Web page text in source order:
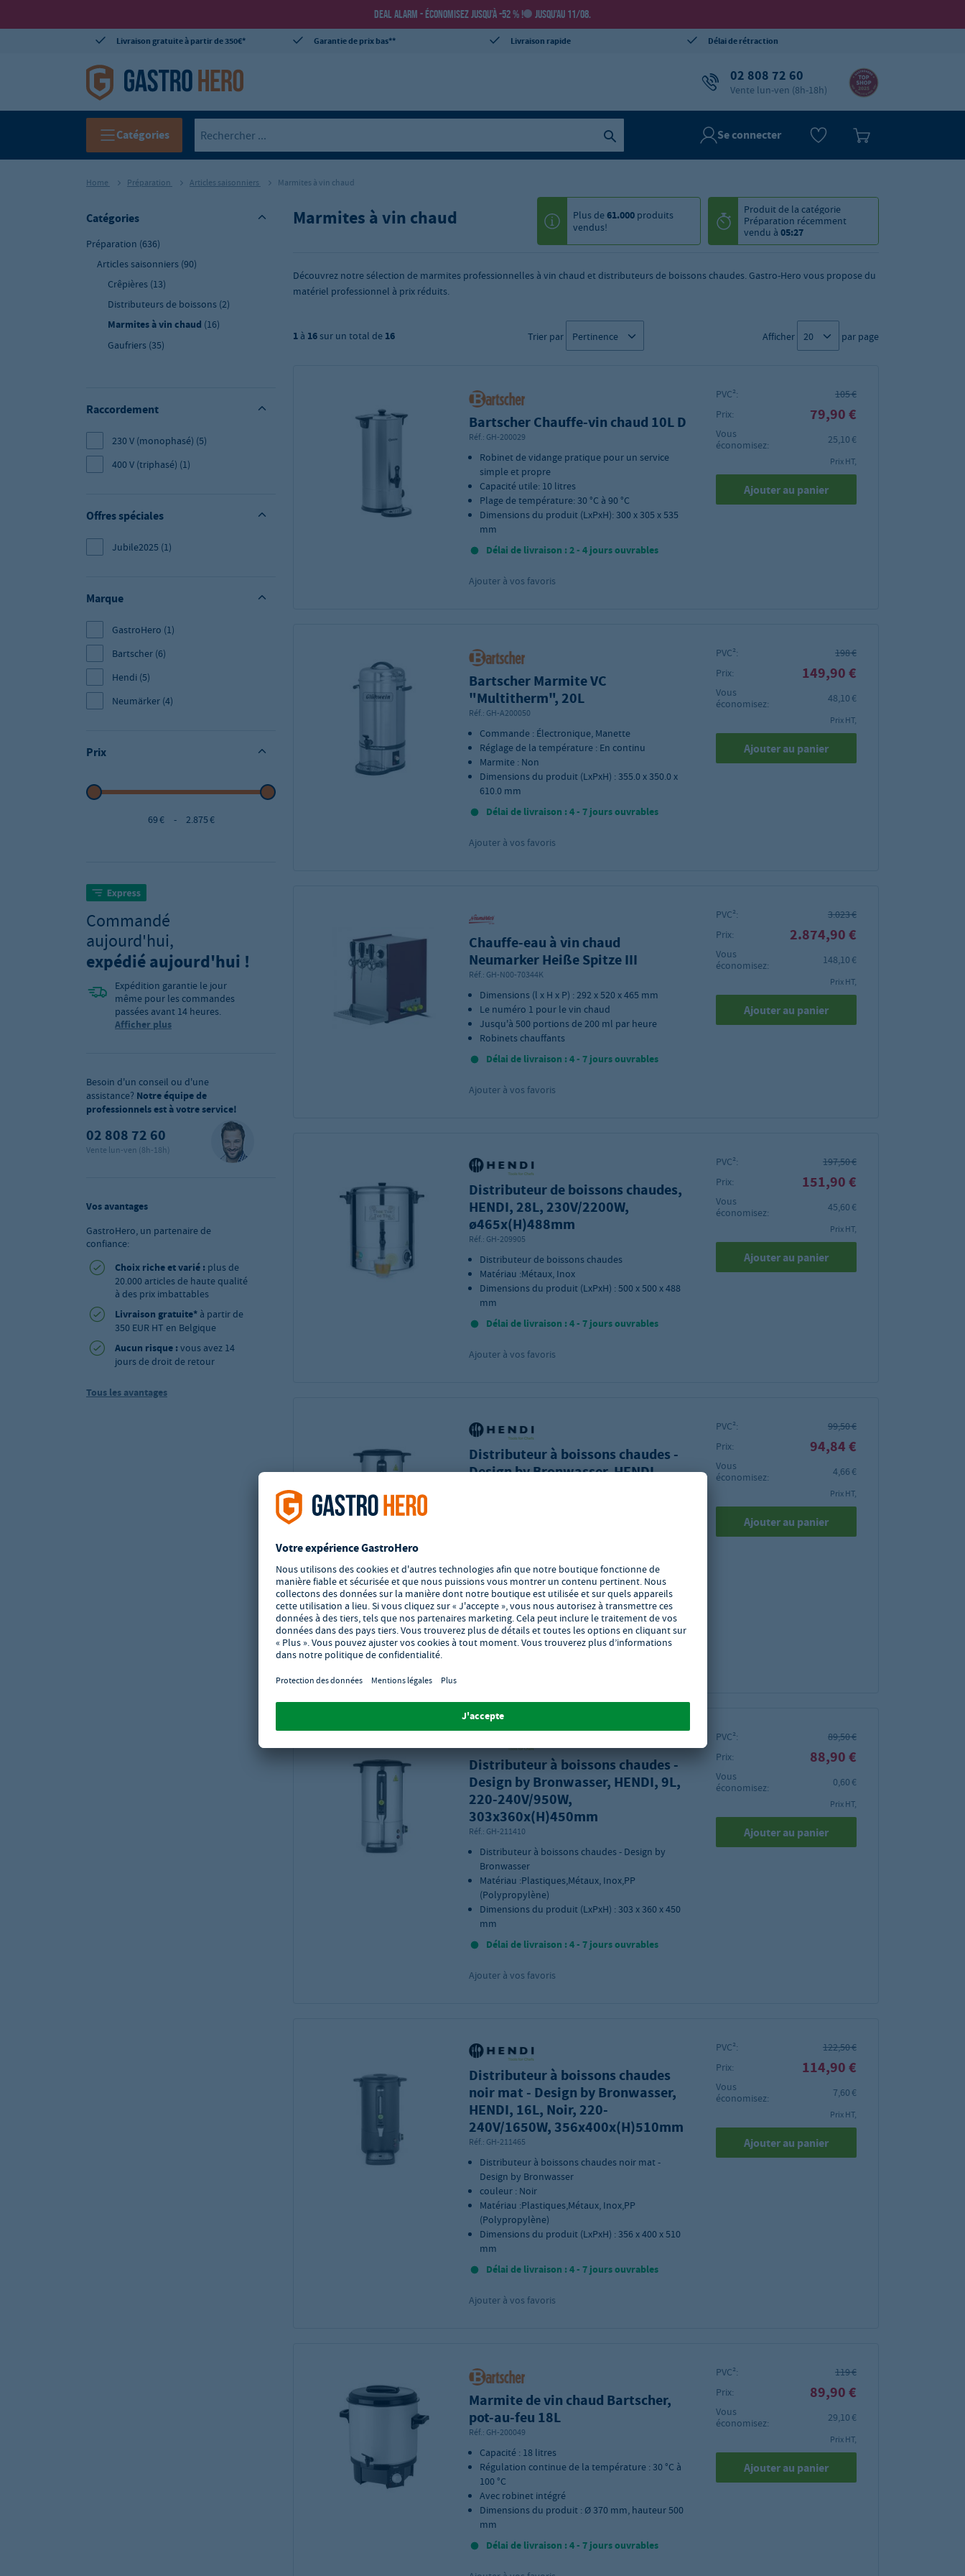
DEAL ALARM - ÉCONOMISEZ JUSQU’À -52 % ! JUSQU’AU 11/08.
Livraison gratuite à partir de 350€* Garantie de prix bas** Livraison rapide Délai de rétraction
02 808 72 60
Vente lun-ven (8h-18h)
Catégories Se connecter
Home Préparation Articles saisonniers Marmites à vin chaud
Catégories
Préparation (636)
Articles saisonniers (90)
Crêpières (13)
Distributeurs de boissons (2)
Marmites à vin chaud (16)
Gaufriers (35)
Raccordement
230 V (monophasé) (5)
400 V (triphasé) (1)
Offres spéciales
Jubile2025 (1)
Marque
GastroHero (1)
Bartscher (6)
Hendi (5)
Neumärker (4)
Prix
69 € - 2.875 €
Commandé
aujourd'hui,
expédié aujourd'hui !
Expédition garantie le jour
même pour les commandes
passées avant 14 heures.
Afficher plus
Besoin d'un conseil ou d'une
assistance? Notre équipe de
professionnels est à votre service!
02 808 72 60
Vente lun-ven (8h-18h)
Vos avantages
GastroHero, un partenaire de
confiance:
Choix riche et varié : plus de
20.000 articles de haute qualité
à des prix imbattables
Livraison gratuite* à partir de
350 EUR HT en Belgique
Aucun risque :vous avez 14
jours de droit de retour
Tous les avantages
Marmites à vin chaud Plus de61.000produits
vendus!
Produit de la catégorie
Préparation récemment
vendu à05:27
Découvrez notre sélection de marmites professionnelles à vin chaud et distributeurs de boissons chaudes. Gastro-Hero vous propose du
matériel professionnel à prix réduits.
1 à 16 sur un total de 16 Trier par Afficher par page
Bartscher Chauffe-vin chaud 10L D
Réf.: GH-200029
Robinet de vidange pratique pour un service
simple et propre
Capacité utile: 10 litres
Plage de température: 30 °C à 90 °C
Dimensions du produit (LxPxH): 300 x 305 x 535
mm
Délai de livraison : 2 - 4 jours ouvrables
Ajouter à vos favoris
PVC²:
105 €
Prix:
79,90 €
Vous
économisez:
25,10 €
Prix HT,
Ajouter au panier
Bartscher Marmite VC
"Multitherm", 20L
Réf.: GH-A200050
Commande : Électronique, Manette
Réglage de la température : En continu
Marmite : Non
Dimensions du produit (LxPxH) : 355.0 x 350.0 x
610.0 mm
Délai de livraison : 4 - 7 jours ouvrables
Ajouter à vos favoris
PVC²:
198 €
Prix:
149,90 €
Vous
économisez:
48,10 €
Prix HT,
Ajouter au panier
Chauffe-eau à vin chaud
Neumarker Heiße Spitze III
Réf.: GH-N00-70344K
Dimensions (l x H x P) : 292 x 520 x 465 mm
Le numéro 1 pour le vin chaud
Jusqu'à 500 portions de 200 ml par heure
Robinets chauffants
Délai de livraison : 4 - 7 jours ouvrables
Ajouter à vos favoris
PVC²:
3.023 €
Prix:
2.874,90 €
Vous
économisez:
148,10 €
Prix HT,
Ajouter au panier
Distributeur de boissons chaudes,
HENDI, 28L, 230V/2200W,
ø465x(H)488mm
Réf.: GH-209905
Distributeur de boissons chaudes
Matériau :Métaux, Inox
Dimensions du produit (LxPxH) : 500 x 500 x 488
mm
Délai de livraison : 4 - 7 jours ouvrables
Ajouter à vos favoris
PVC²:
197,50 €
Prix:
151,90 €
Vous
économisez:
45,60 €
Prix HT,
Ajouter au panier
Distributeur à boissons chaudes -
Design by Bronwasser, HENDI,
Matériau :Plastiques,Métaux, Inox,PP
(Polypropylène)
Dimensions du produit (LxPxH) : 352 x 397 x 500
mm
Délai de livraison : 4 - 7 jours ouvrables
PVC²:
99,50 €
Prix:
94,84 €
Vous
économisez:
4,66 €
Prix HT,
Ajouter au panier
Distributeur à boissons chaudes -
Design by Bronwasser, HENDI, 9L,
220-240V/950W,
303x360x(H)450mm
Réf.: GH-211410
Distributeur à boissons chaudes - Design by
Bronwasser
Matériau :Plastiques,Métaux, Inox,PP
(Polypropylène)
Dimensions du produit (LxPxH) : 303 x 360 x 450
mm
Délai de livraison : 4 - 7 jours ouvrables
Ajouter à vos favoris
PVC²:
89,50 €
Prix:
88,90 €
Vous
économisez:
0,60 €
Prix HT,
Ajouter au panier
Distributeur à boissons chaudes
noir mat - Design by Bronwasser,
HENDI, 16L, Noir, 220-
240V/1650W, 356x400x(H)510mm
Réf.: GH-211465
Distributeur à boissons chaudes noir mat -
Design by Bronwasser
couleur : Noir
Matériau :Plastiques,Métaux, Inox,PP
(Polypropylène)
Dimensions du produit (LxPxH) : 356 x 400 x 510
mm
Délai de livraison : 4 - 7 jours ouvrables
Ajouter à vos favoris
PVC²:
122,50 €
Prix:
114,90 €
Vous
économisez:
7,60 €
Prix HT,
Ajouter au panier
Marmite de vin chaud Bartscher,
pot-au-feu 18L
Réf.: GH-200049
Capacité : 18 litres
Régulation continue de la température : 30 °C à
100 °C
Avec robinet intégré
Dimensions du produit : Ø 370 mm, hauteur 500
mm
Délai de livraison : 4 - 7 jours ouvrables
PVC²:
119 €
Prix:
89,90 €
Vous
économisez:
29,10 €
Prix HT,
Ajouter au panier